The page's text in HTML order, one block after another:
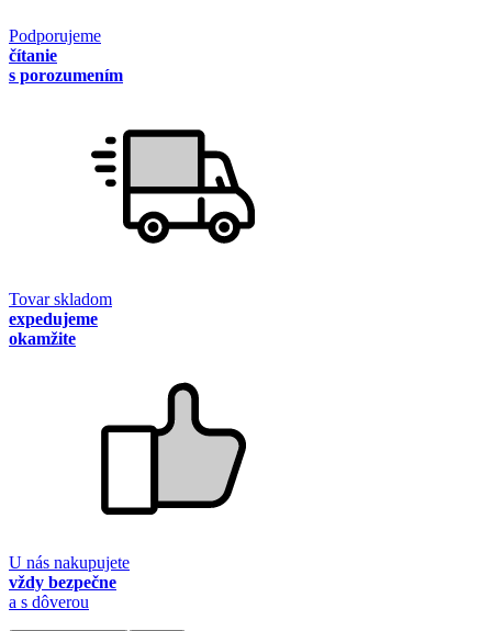
Podporujeme
čítanie
s porozumením
Tovar skladom
expedujeme
okamžite
U nás nakupujete
vždy bezpečne
a s dôverou